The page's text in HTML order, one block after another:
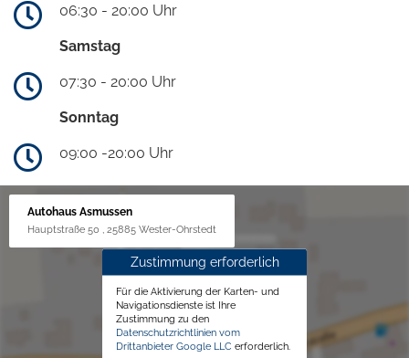
06:30 - 20:00 Uhr
Samstag
07:30 - 20:00 Uhr
Sonntag
09:00 -20:00 Uhr
Autohaus Asmussen
Hauptstraße 50 , 25885 Wester-Ohrstedt
Zustimmung erforderlich
Für die Aktivierung der Karten- und
Navigationsdienste ist Ihre
Zustimmung zu den
Datenschutzrichtlinien vom
Drittanbieter Google LLC erforderlich.